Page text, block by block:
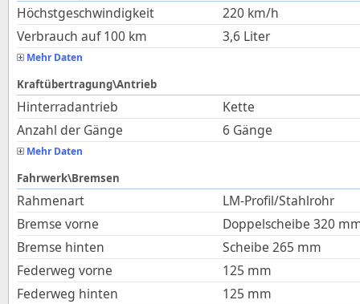
Höchstgeschwindigkeit 220 km/h
Verbrauch auf 100 km
3,6 Liter
Mehr Daten
Kraftübertragung\Antrieb
Hinterradantrieb
Kette
Anzahl der Gänge
6 Gänge
Mehr Daten
Fahrwerk\Bremsen
Rahmenart
LM-Profil/Stahlrohr
Bremse vorne
Doppelscheibe 320
Bremse hinten
Scheibe 265 mm
Federweg vorne
125 mm
Federweg hinten
125 mm